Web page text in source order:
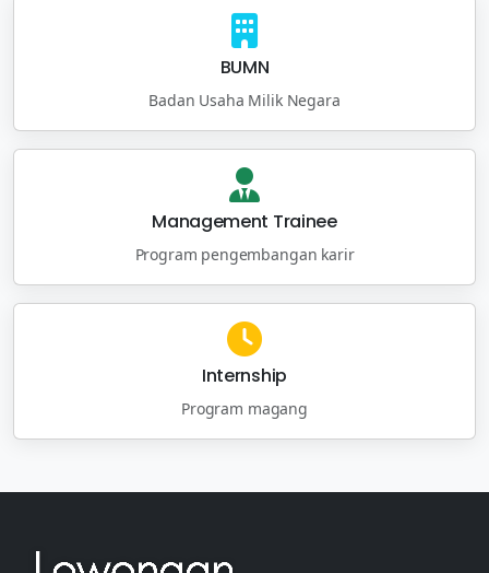
BUMN
Badan Usaha Milik Negara
Management Trainee
Program pengembangan karir
Internship
Program magang